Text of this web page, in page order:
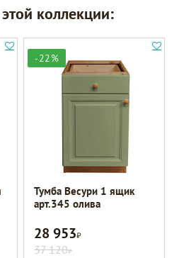
коллекции:
-22%
Тумба Весури 1 ящик
арт.345 олива
28 953Р
37 120Р